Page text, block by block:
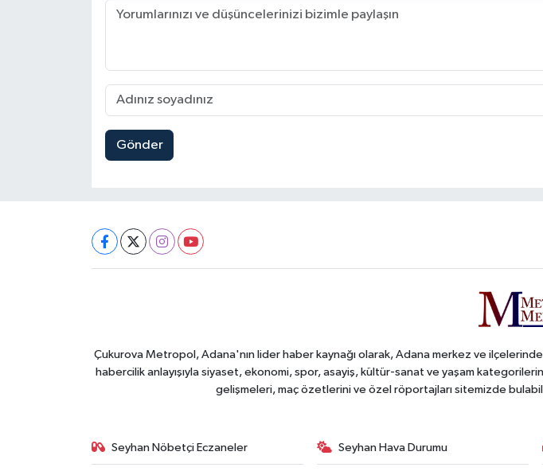
Gönder
Çukurova Metropol, Adana'nın lider haber kaynağı olarak, Adana merkez ve
habercilik anlayışıyla siyaset, ekonomi, spor, asayiş, kültür-sanat ve yaşam
gelişmeleri, maç özetlerini ve özel röportajları sitemizde
Seyhan Nöbetçi Eczaneler Seyhan Hava Durumu